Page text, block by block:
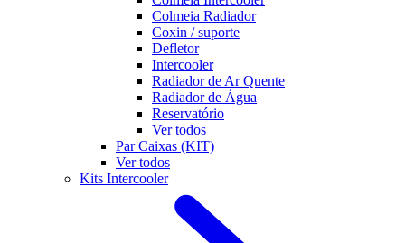
Colmeia Radiador
Coxin / suporte
Defletor
Intercooler
Radiador de Ar Quente
Radiador de Água
Reservatório
Ver todos
Par Caixas (KIT)
Ver todos
Kits Intercooler